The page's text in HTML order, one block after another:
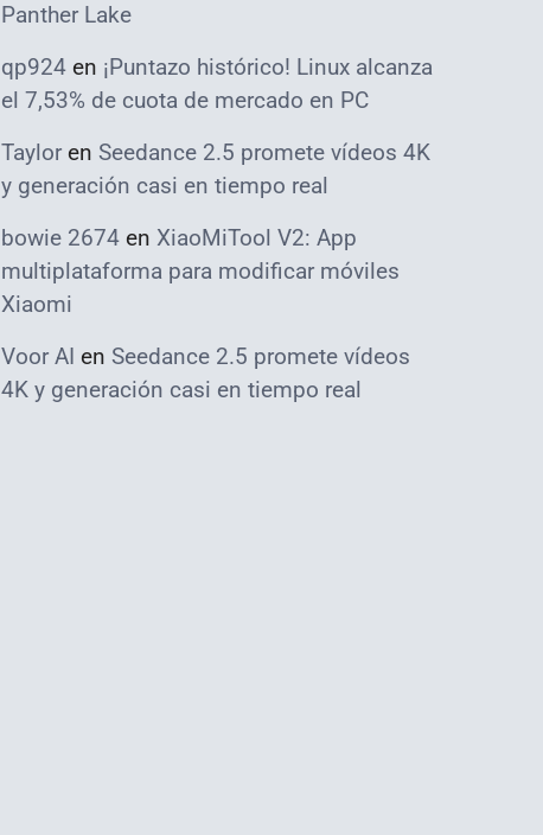
Panther Lake
qp924 en ¡Puntazo histórico! Linux alcanza
el 7,53% de cuota de mercado en PC
Taylor en Seedance 2.5 promete vídeos 4K
y generación casi en tiempo real
bowie 2674 en XiaoMiTool V2: App
multiplataforma para modificar móviles
Xiaomi
Voor AI en Seedance 2.5 promete vídeos
4K y generación casi en tiempo real